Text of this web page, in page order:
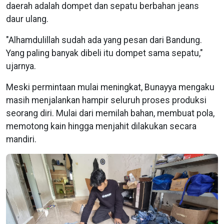
daerah adalah dompet dan sepatu berbahan jeans
daur ulang.
"Alhamdulillah sudah ada yang pesan dari Bandung.
Yang paling banyak dibeli itu dompet sama sepatu,"
ujarnya.
Meski permintaan mulai meningkat, Bunayya mengaku
masih menjalankan hampir seluruh proses produksi
seorang diri. Mulai dari memilah bahan, membuat pola,
memotong kain hingga menjahit dilakukan secara
mandiri.